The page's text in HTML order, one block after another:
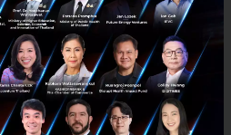
02-001-5375
: 06-4658-9500